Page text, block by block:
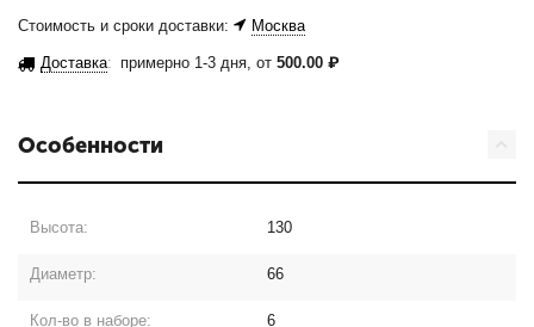
Стоимость и сроки доставки: Москва
Доставка: примерно 1-3 дня, от500.00 ₽
Особенности
Высота: 130
Диаметр: 66
Кол-во в наборе: 6